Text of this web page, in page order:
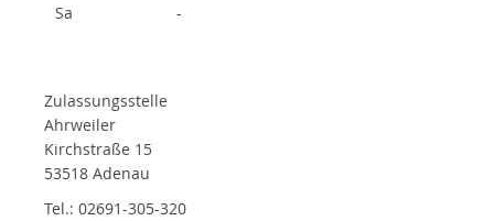
Sa
-
Zulassungsstelle
Ahrweiler
Kirchstraße 15
53518 Adenau
Tel.: 02691-305-320